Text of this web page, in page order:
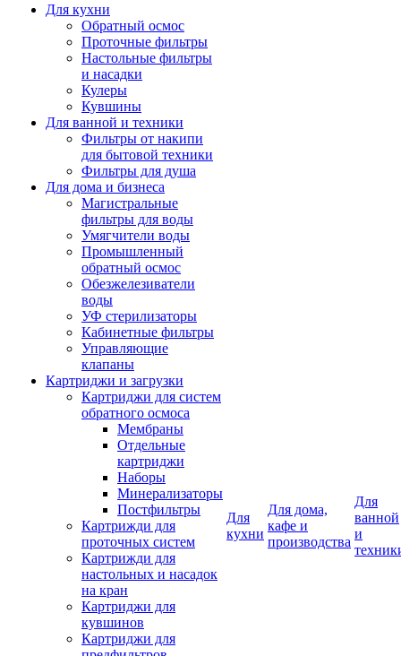
Для кухни
Обратный осмос
Проточные фильтры
Настольные фильтры
и насадки
Кулеры
Кувшины
Для ванной и техники
Фильтры от накипи
для бытовой техники
Фильтры для душа
Для дома и бизнеса
Магистральные
фильтры для воды
Умягчители воды
Промышленный
обратный осмос
Обезжелезиватели
воды
УФ стерилизаторы
Кабинетные фильтры
Управляющие
клапаны
Картриджи и загрузки
Картриджи для систем
обратного осмоса
Мембраны
Отдельные
картриджи
Наборы
Минерализаторы
Постфильтры
Картрижди для
проточных систем
Картрижди для
настольных и насадок
на кран
Картриджи для
кувшинов
Картриджи для
Для
кухни
Для дома,
кафе и
производства
Для
ванной
и